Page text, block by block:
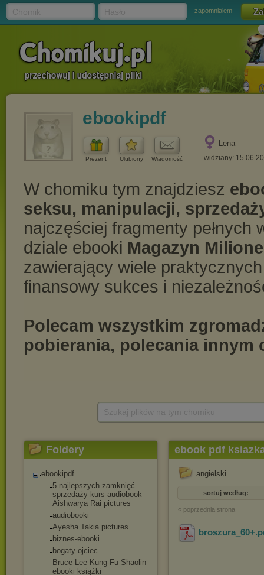
zapomniałem
ebookipdf
Prezent Ulubiony Wiadomość
Lena
widziany:
Foldery
ebookipdf
5 najlepszych zamknięć
sprzedaży kurs audiobook
Aishwarya Rai pictures
audiobooki
Ayesha Takia pictures
biznes-ebooki
bogaty-ojciec
Bruce Lee Kung-Fu Shaolin
ebooki książki
ebook pdf
angielski
sortuj według:
« poprzednia strona
broszura_60+